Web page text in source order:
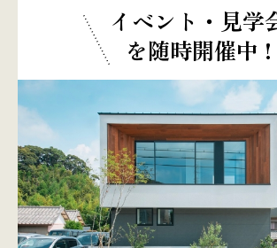
イベント・見学
を随時開催中 !